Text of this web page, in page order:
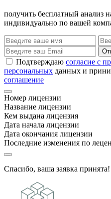
получить бесплатный анализ
индивидуально по вашей
Подтверждаю согласие с
персональных данных и
соглашение
Номер лицензии
Название лицензии
Кем выдана лицензия
Дата начала лицензии
Дата окончания лицензии
Последние изменения по
Спасибо, ваша заявка принята!